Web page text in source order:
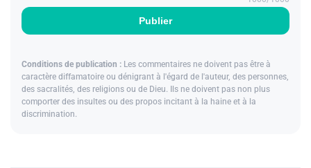
Publier
Conditions de publication : Les commentaires ne doivent pas être à
caractère diffamatoire ou dénigrant à l'égard de l'auteur, des personnes,
des sacralités, des religions ou de Dieu. Ils ne doivent pas non plus
comporter des insultes ou des propos incitant à la haine et à la
discrimination.